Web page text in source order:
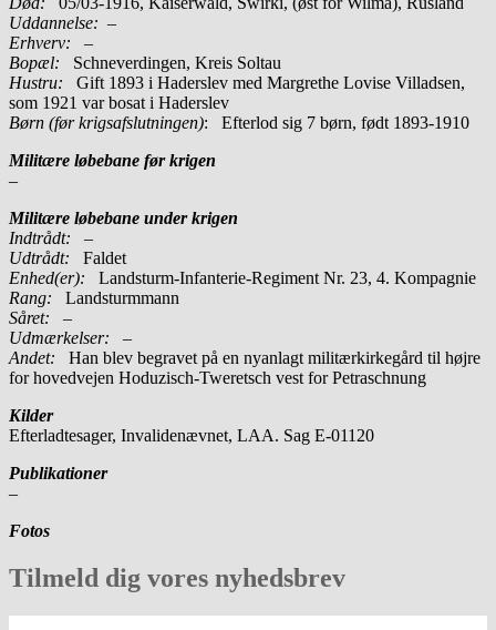
Uddannelse: –
Erhverv: –
Bopæl: Schneverdingen, Kreis Soltau
Hustru: Gift 1893 i Haderslev med Margrethe Lovise Villadsen,
som 1921 var bosat i Haderslev
Børn (før krigsafslutningen): Efterlod sig 7 børn, født 1893-1910
Militære løbebane før krigen
–
Militære løbebane under krigen
Indtrådt: –
Udtrådt: Faldet
Enhed(er):
Landsturm-Infanterie-Regiment Nr. 23, 4. Kompagnie
Rang:
Landsturmmann
Såret: –
Udmærkelser: –
Andet: Han blev begravet på en nyanlagt militærkirkegård til højre
for hovedvejen Hoduzisch-Tweretsch vest for Petraschnung
Kilder
Efterladtesager, Invalidenævnet, LAA. Sag E-01120
Publikationer
–
Fotos
Tilmeld dig vores nyhedsbrev